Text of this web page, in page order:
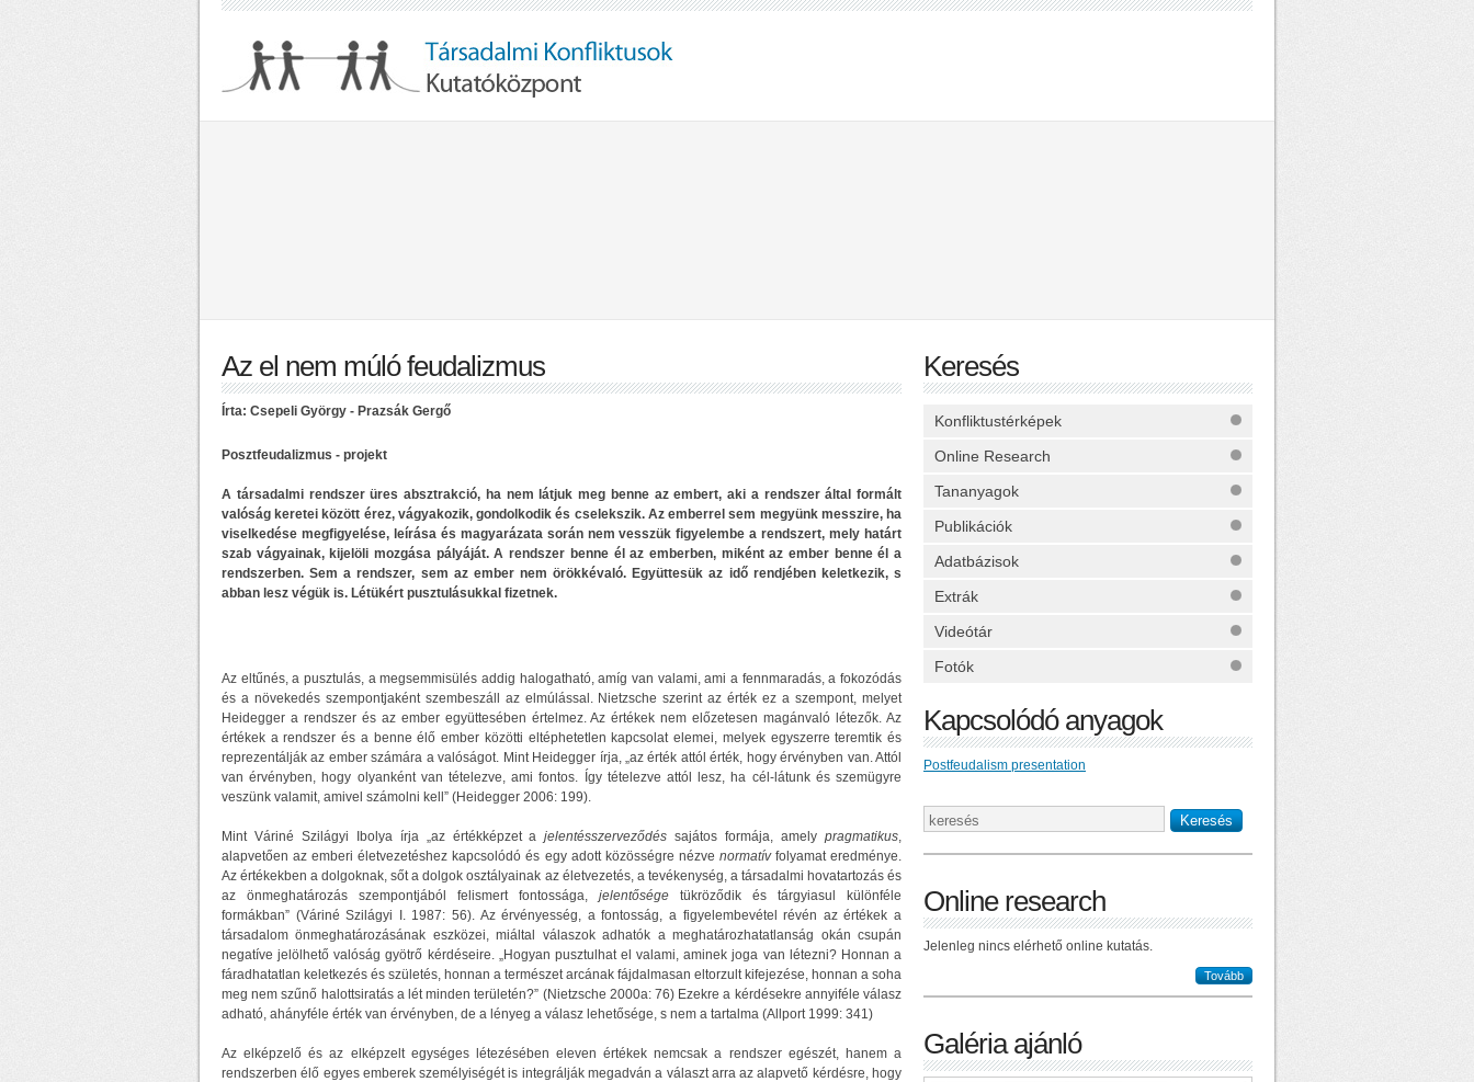
Az el nem múló feudalizmus
Írta: Csepeli György - Prazsák Gergő
Posztfeudalizmus - projekt
A társadalmi rendszer üres absztrakció, ha nem látjuk meg benne az embert, aki a rendszer által formált
valóság keretei között érez, vágyakozik, gondolkodik és cselekszik. Az emberrel sem megyünk messzire, ha
viselkedése megfigyelése, leírása és magyarázata során nem vesszük figyelembe a rendszert, mely határt
szab vágyainak, kijelöli mozgása pályáját. A rendszer benne él az emberben, miként az ember benne él a
rendszerben. Sem a rendszer, sem az ember nem örökkévaló. Együttesük az idő rendjében keletkezik, s
abban lesz végük is. Létükért pusztulásukkal fizetnek.
Az eltűnés, a pusztulás, a megsemmisülés addig halogatható, amíg van valami, ami a fennmaradás, a fokozódás
és a növekedés szempontjaként szembeszáll az elmúlással. Nietzsche szerint az érték ez a szempont, melyet
Heidegger a rendszer és az ember együttesében értelmez. Az értékek nem előzetesen magánvaló létezők. Az
értékek a rendszer és a benne élő ember közötti eltéphetetlen kapcsolat elemei, melyek egyszerre teremtik és
reprezentálják az ember számára a valóságot. Mint Heidegger írja, „az érték attól érték, hogy érvényben van. Attól
van érvényben, hogy olyanként van tételezve, ami fontos. Így tételezve attól lesz, ha cél-látunk és szemügyre
veszünk valamit, amivel számolni kell” (Heidegger 2006: 199).
Mint Váriné Szilágyi Ibolya írja „az értékképzet ajelentésszerveződés sajátos formája, amelypragmatikus,
alapvetően az emberi életvezetéshez kapcsolódó és egy adott közösségre nézve normatívfolyamat eredménye.
Az értékekben a dolgoknak, sőt a dolgok osztályainak az életvezetés, a tevékenység, a társadalmi hovatartozás és
az önmeghatározás szempontjából felismert fontossága, jelentősége tükröződik és tárgyiasul különféle
formákban” (Váriné Szilágyi I. 1987: 56). Az érvényesség, a fontosság, a figyelembevétel révén az értékek a
társadalom önmeghatározásának eszközei, miáltal válaszok adhatók a meghatározhatatlanság okán csupán
negatíve jelölhető valóság gyötrő kérdéseire. „Hogyan pusztulhat el valami, aminek joga van létezni? Honnan a
fáradhatatlan keletkezés és születés, honnan a természet arcának fájdalmasan eltorzult kifejezése, honnan a soha
meg nem szűnő halottsiratás a lét minden területén?” (Nietzsche 2000a: 76) Ezekre a kérdésekre annyiféle válasz
adható, ahányféle érték van érvényben, de a lényeg a válasz lehetősége, s nem a tartalma (Allport 1999: 341)
Az elképzelő és az elképzelt egységes létezésében eleven értékek nemcsak a rendszer egészét, hanem a
rendszerben élő egyes emberek személyiségét is integrálják megadván a választ arra az alapvető kérdésre, hogy
Keresés
Konfliktustérképek
Online Research
Tananyagok
Publikációk
Adatbázisok
Extrák
Videótár
Fotók
Kapcsolódó anyagok
Postfeudalism presentation
Online research
Jelenleg nincs elérhető online kutatás.
Tovább
Galéria ajánló